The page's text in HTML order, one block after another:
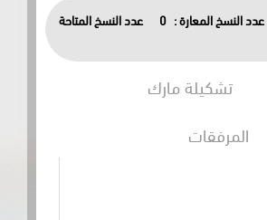
المعارة : 0
عدد النسخ المتاحة
تشكيلة مارك